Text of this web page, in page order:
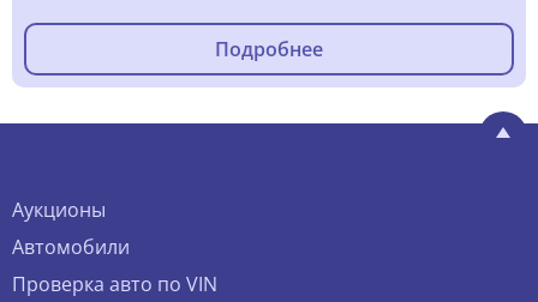
Подробнее
Аукционы
Автомобили
Проверка авто по VIN